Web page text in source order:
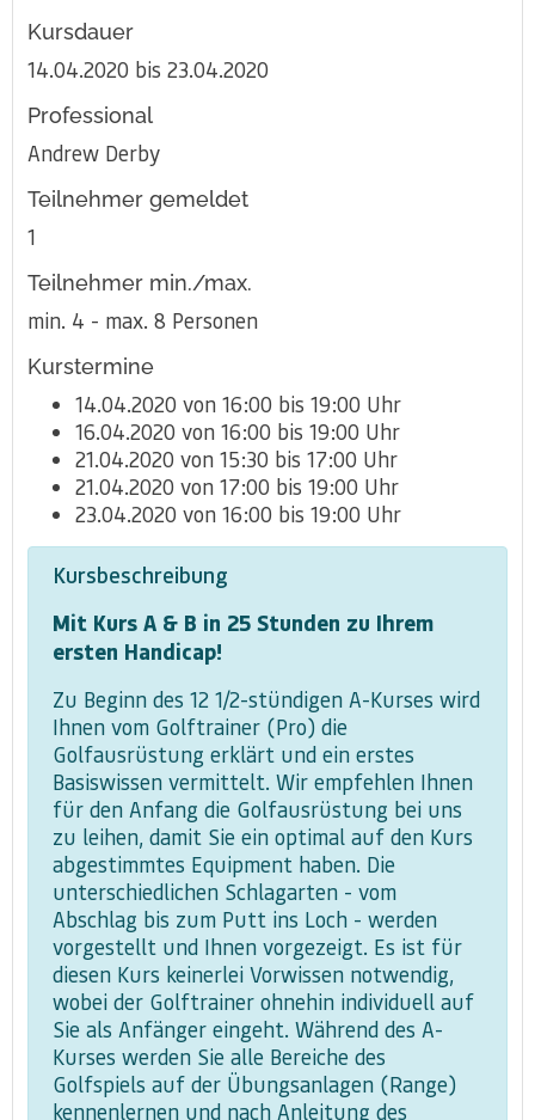
Kursdauer
14.04.2020 bis 23.04.2020
Professional
Andrew Derby
Teilnehmer gemeldet
1
Teilnehmer min./max.
min. 4 - max. 8 Personen
Kurstermine
14.04.2020 von 16:00 bis 19:00 Uhr
16.04.2020 von 16:00 bis 19:00 Uhr
21.04.2020 von 15:30 bis 17:00 Uhr
21.04.2020 von 17:00 bis 19:00 Uhr
23.04.2020 von 16:00 bis 19:00 Uhr
Kursbeschreibung
Mit Kurs A & B in 25 Stunden zu Ihrem
ersten Handicap!
Zu Beginn des 12 1/2-stündigen A-Kurses wird
Ihnen vom Golftrainer (Pro) die
Golfausrüstung erklärt und ein erstes
Basiswissen vermittelt. Wir empfehlen Ihnen
für den Anfang die Golfausrüstung bei uns
zu leihen, damit Sie ein optimal auf den Kurs
abgestimmtes Equipment haben. Die
unterschiedlichen Schlagarten - vom
Abschlag bis zum Putt ins Loch - werden
vorgestellt und Ihnen vorgezeigt. Es ist für
diesen Kurs keinerlei Vorwissen notwendig,
wobei der Golftrainer ohnehin individuell auf
Sie als Anfänger eingeht. Während des A-
Kurses werden Sie alle Bereiche des
Golfspiels auf der Übungsanlagen (Range)
kennenlernen und nach Anleitung des